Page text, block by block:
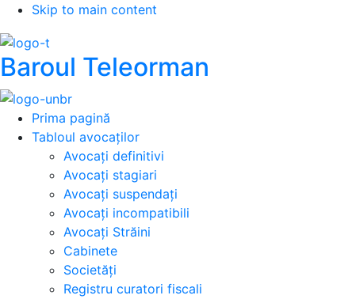
Skip to main content
Baroul Teleorman
Prima pagină
Tabloul avocaților
Avocați definitivi
Avocați stagiari
Avocați suspendați
Avocați incompatibili
Avocați Străini
Cabinete
Societăți
Registru curatori fiscali